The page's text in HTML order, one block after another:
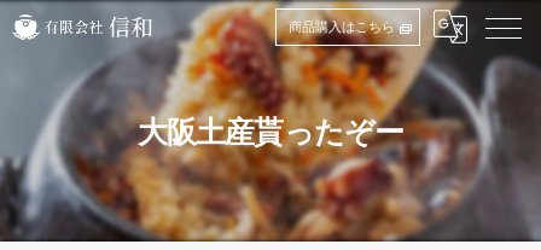
商品購入はこちら
大阪土産貰ったぞー